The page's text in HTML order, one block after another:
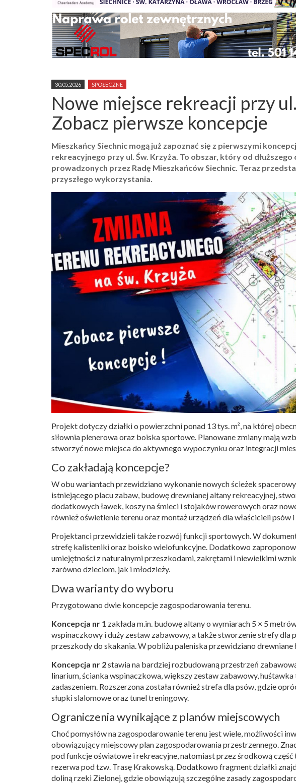
30.05.2026 SPOŁECZNE
Nowe miejsce rekreacji przy
Zobacz pierwsze koncepcje
Mieszkańcy Siechnic mogą już zapoznać się z pierwszymi
rekreacyjnego przy ul. Św. Krzyża. To obszar, który od
prowadzonych przez Radę Mieszkańców Siechnic. Teraz
przyszłego wykorzystania.
Projekt dotyczy działki o powierzchni ponad 13 tys. m², na której
siłownia plenerowa oraz boiska sportowe. Planowane zmiany mają
stworzyć nowe miejsca do aktywnego wypoczynku oraz integracji
Co zakładają koncepcje?
W obu wariantach przewidziano wykonanie nowych ścieżek
istniejącego placu zabaw, budowę drewnianej altany rekreacyjnej,
dodatkowych ławek, koszy na śmieci i stojaków rowerowych oraz
również oświetlenie terenu oraz montaż urządzeń dla właścicieli psów i
Projektanci przewidzieli także rozwój funkcji sportowych. W
strefę kalisteniki oraz boisko wielofunkcyjne. Dodatkowo
umiejętności z naturalnymi przeszkodami, zakrętami i niewielkimi
zarówno dzieciom, jak i młodzieży.
Dwa warianty do wyboru
Przygotowano dwie koncepcje zagospodarowania terenu.
Koncepcja nr 1 zakłada m.in. budowę altany o wymiarach 5 × 5
wspinaczkowy i duży zestaw zabawowy, a także stworzenie strefy dla
przeszkody do skakania. W pobliżu paleniska przewidziano drewniane
Koncepcja nr 2stawia na bardziej rozbudowaną przestrzeń
linarium, ścianka wspinaczkowa, większy zestaw zabawowy,
zadaszeniem. Rozszerzona została również strefa dla psów, gdzie
słupki slalomowe oraz tunel treningowy.
Ograniczenia wynikające z planów miejscowych
Choć pomysłów na zagospodarowanie terenu jest wiele, możliwości
obowiązujący miejscowy plan zagospodarowania przestrzennego.
pod funkcje oświatowe i rekreacyjne, natomiast przez środkową część
rezerwa pod tzw. Trasę Krakowską. Dodatkowo fragment działki
doliną rzeki Zielonej, gdzie obowiązują szczególne zasady